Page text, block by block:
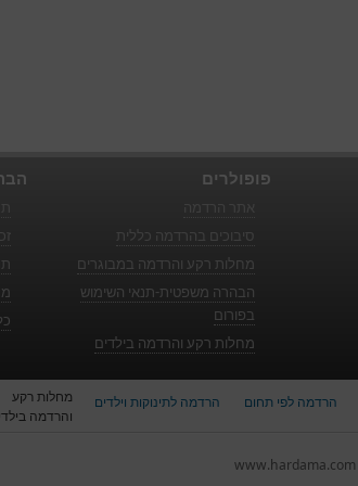
פופולרים
סיבוכים בהרדמה כללית
מחלות רקע והרדמה במבוגרים
הבהרה משפטית-תנאי השימוש
בפורום
מחלות רקע והרדמה בילדים
הרדמה לפי תחום הרדמה לתינוקות וילדים
מחלות רקע
והרדמה